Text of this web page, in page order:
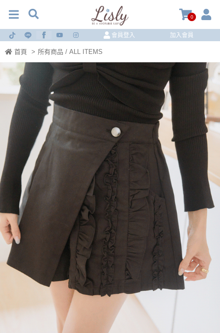
0
會員登入 加入會員
首頁 > 所有商品 / ALL ITEMS